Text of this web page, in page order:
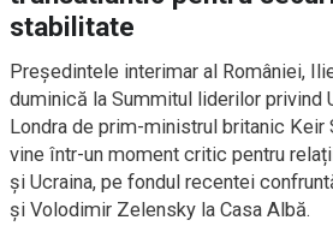
stabilitate
Președintele interimar al României,
duminică la Summitul liderilor privind
Londra de prim-ministrul britanic Keir
vine într-un moment critic pentru
și Ucraina, pe fondul recentei
și Volodimir Zelensky la Casa Albă.